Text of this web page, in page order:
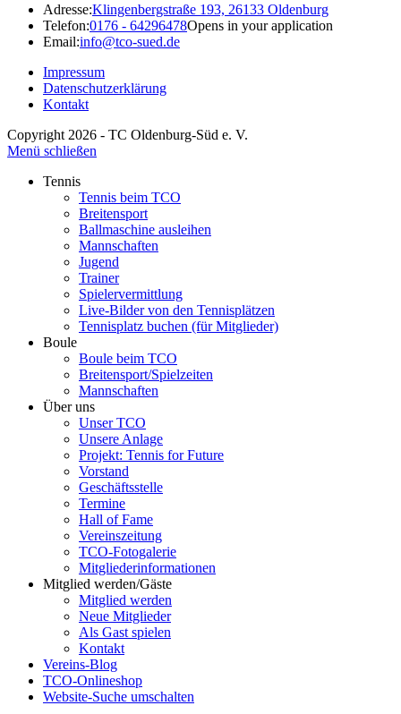
Adresse:Klingenbergstraße 193, 26133 Oldenburg
Telefon:0176 - 64296478Opens in your application
Email:info@tco-sued.de
Impressum
Datenschutzerklärung
Kontakt
Copyright 2026 - TC Oldenburg-Süd e. V.
Menü schließen
Tennis
Tennis beim TCO
Breitensport
Ballmaschine ausleihen
Mannschaften
Jugend
Trainer
Spielervermittlung
Live-Bilder von den Tennisplätzen
Tennisplatz buchen (für Mitglieder)
Boule
Boule beim TCO
Breitensport/Spielzeiten
Mannschaften
Über uns
Unser TCO
Unsere Anlage
Projekt: Tennis for Future
Vorstand
Geschäftsstelle
Termine
Hall of Fame
Vereinszeitung
TCO-Fotogalerie
Mitgliederinformationen
Mitglied werden/Gäste
Mitglied werden
Neue Mitglieder
Als Gast spielen
Kontakt
Vereins-Blog
TCO-Onlineshop
Website-Suche umschalten